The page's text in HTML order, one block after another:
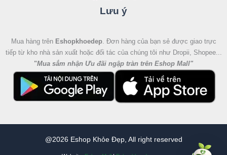
Lưu ý
Mua hàng trên Eshopkhoedep. Đơn hàng của bạn sẻ được giao trực
tiếp từ kho nhà sản xuất hoặc đối tác của chúng tôi như Dropii, Shopee...
"Mua sắm nhận Ưu đãi ngập tràn trên Eshop Mall"
@2026 Eshop Khỏe Đẹp, All right reserved